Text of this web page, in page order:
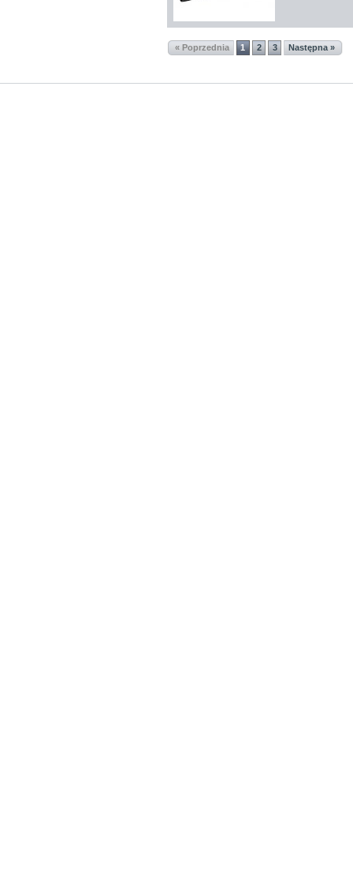
« Poprzednia 1 2 3 Następna »